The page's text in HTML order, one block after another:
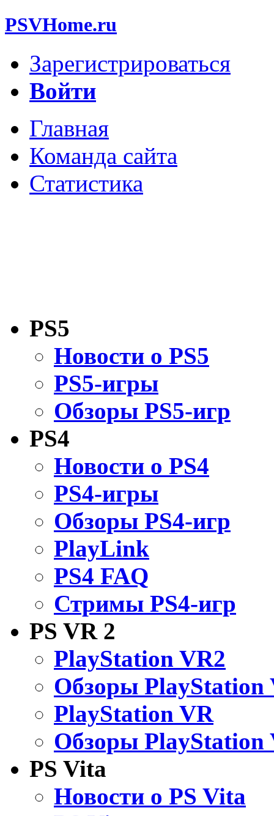
PSVHome.ru
Зарегистрироваться
Войти
Главная
Команда сайта
Статистика
PS5
Новости о PS5
PS5-игры
Обзоры PS5-игр
PS4
Новости о PS4
PS4-игры
Обзоры PS4-игр
PlayLink
PS4 FAQ
Стримы PS4-игр
PS VR 2
PlayStation VR2
Обзоры PlayStation
PlayStation VR
Обзоры PlayStation
PS Vita
Новости о PS Vita